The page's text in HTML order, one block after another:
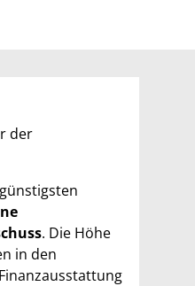
der
. Die Höhe
in den